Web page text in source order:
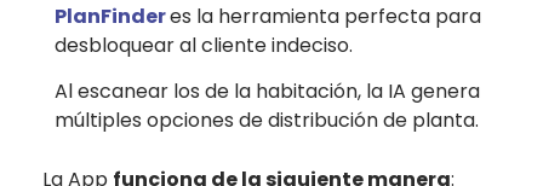
PlanFinderes la herramienta perfecta para
desbloquear al cliente indeciso.
Al escanear los de la habitación, la IA genera
múltiples opciones de distribución de planta.
La App funciona de la siguiente manera: